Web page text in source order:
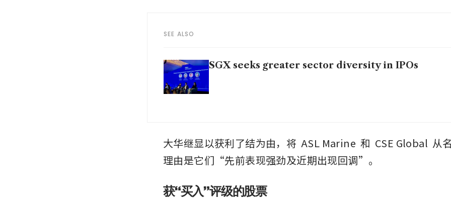
SEE ALSO
SGX seeks greater sector diversity in IPOs
大华继显以获利了结为由，将 ASL Marine 和 CSE Global 从
理由是它们“先前表现强劲及近期出现回调”。
获“买入”评级的股票